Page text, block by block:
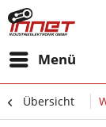
Menü
Übersicht